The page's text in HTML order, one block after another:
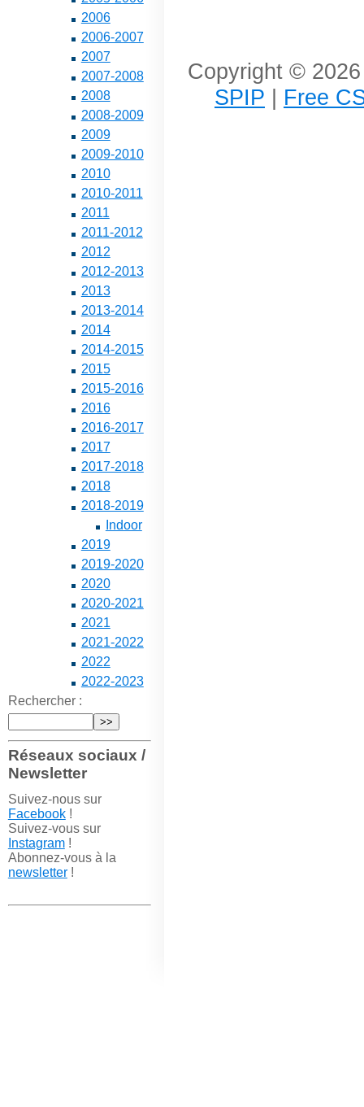
2006
2006-2007
2007
2007-2008
2008
2008-2009
2009
2009-2010
2010
2010-2011
2011
2011-2012
2012
2012-2013
2013
2013-2014
2014
2014-2015
2015
2015-2016
2016
2016-2017
2017
2017-2018
2018
2018-2019
Indoor
2019
2019-2020
2020
2020-2021
2021
2021-2022
2022
2022-2023
Rechercher :
Réseaux sociaux /
Newsletter
Suivez-nous sur
Facebook!
Suivez-vous sur
Instagram!
Abonnez-vous à la
newsletter!
Copyright ©
SPIP | Free